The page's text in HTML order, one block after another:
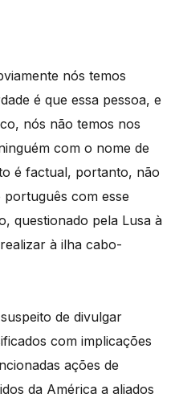
nós temos
é que essa pessoa, e
nós não temos nos
com o nome de
é factual, portanto, não
português com esse
questionado pela Lusa à
à ilha cabo-
de divulgar
com implicações
ações de
da América a aliados